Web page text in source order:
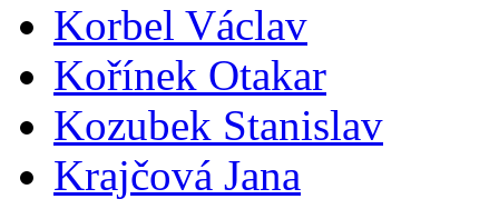
Korbel Václav
Kořínek Otakar
Kozubek Stanislav
Krajčová Jana